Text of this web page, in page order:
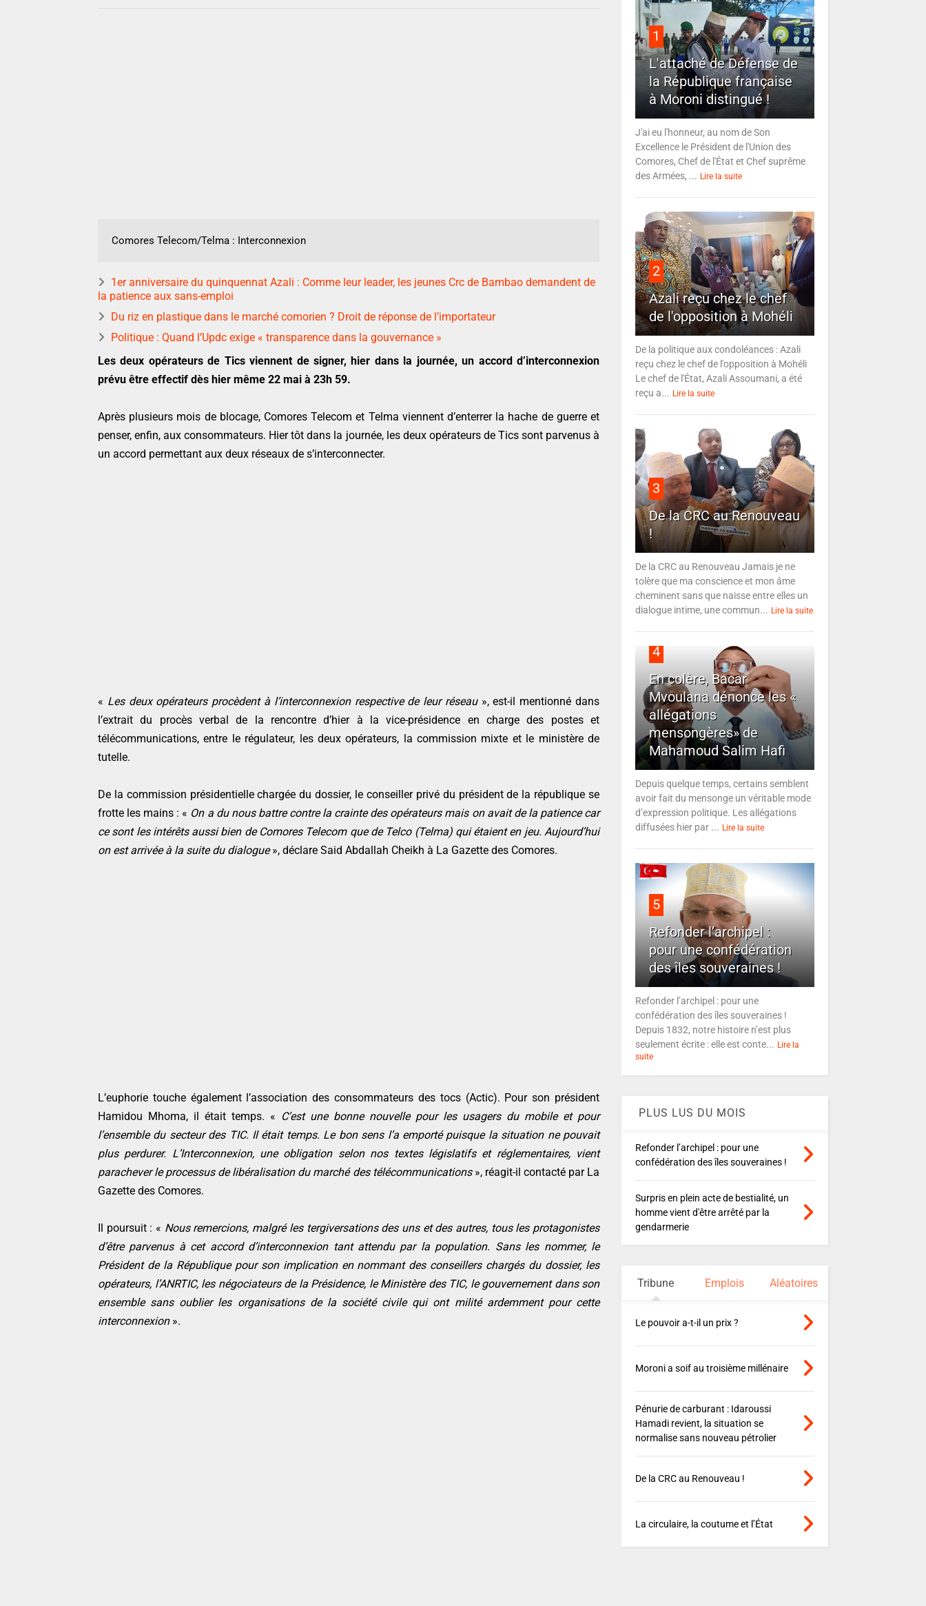
Comores Telecom/Telma : Interconnexion
1er anniversaire du quinquennat Azali : Comme leur leader, les jeunes Crc de Bambao demandent de
la patience aux sans-emploi
Du riz en plastique dans le marché comorien ? Droit de réponse de l’importateur
Politique : Quand l’Updc exige « transparence dans la gouvernance »
Les deux opérateurs de Tics viennent de signer, hier dans la journée, un accord d’interconnexion
prévu être effectif dès hier même 22 mai à 23h 59.
Après plusieurs mois de blocage, Comores Telecom et Telma viennent d’enterrer la hache de guerre et
penser, enfin, aux consommateurs. Hier tôt dans la journée, les deux opérateurs de Tics sont parvenus à
un accord permettant aux deux réseaux de s’interconnecter.
« Les deux opérateurs procèdent à l’interconnexion respective de leur réseau», est-il mentionné dans
l’extrait du procès verbal de la rencontre d’hier à la vice-présidence en charge des postes et
télécommunications, entre le régulateur, les deux opérateurs, la commission mixte et le ministère de
tutelle.
De la commission présidentielle chargée du dossier, le conseiller privé du président de la république se
frotte les mains : « On a du nous battre contre la crainte des opérateurs mais on avait de la patience car
ce sont les intérêts aussi bien de Comores Telecom que de Telco (Telma) qui étaient en jeu. Aujourd’hui
on est arrivée à la suite du dialogue», déclare Said Abdallah Cheikh à La Gazette des Comores.
L’euphorie touche également l’association des consommateurs des tocs (Actic). Pour son président
Hamidou Mhoma, il était temps. « C’est une bonne nouvelle pour les usagers du mobile et pour
l’ensemble du secteur des TIC. Il était temps. Le bon sens l’a emporté puisque la situation ne pouvait
plus perdurer. L’Interconnexion, une obligation selon nos textes législatifs et réglementaires, vient
parachever le processus de libéralisation du marché des télécommunications», réagit-il contacté par La
Gazette des Comores.
Il poursuit : « Nous remercions, malgré les tergiversations des uns et des autres, tous les protagonistes
d’être parvenus à cet accord d’interconnexion tant attendu par la population. Sans les nommer, le
Président de la République pour son implication en nommant des conseillers chargés du dossier, les
opérateurs, l’ANRTIC, les négociateurs de la Présidence, le Ministère des TIC, le gouvernement dans son
ensemble sans oublier les organisations de la société civile qui ont milité ardemment pour cette
interconnexion».
1
L'attaché de Défense de
la République française
à Moroni distingué !
J'ai eu l'honneur, au nom de Son
Excellence le Président de l'Union des
Comores, Chef de l'État et Chef suprême
des Armées, ... Lire la suite
2
Azali reçu chez le chef
de l'opposition à Mohéli
De la politique aux condoléances : Azali
reçu chez le chef de l'opposition à Mohéli
Le chef de l'État, Azali Assoumani, a été
reçu a... Lire la suite
3
De la CRC au Renouveau
!
De la CRC au Renouveau Jamais je ne
tolère que ma conscience et mon âme
cheminent sans que naisse entre elles un
dialogue intime, une commun... Lire la suite
4
En colère, Bacar
Mvoulana dénonce les «
allégations
mensongères» de
Mahamoud Salim Hafi
Depuis quelque temps, certains semblent
avoir fait du mensonge un véritable mode
d’expression politique. Les allégations
diffusées hier par ... Lire la suite
5
Refonder l’archipel :
pour une confédération
des îles souveraines !
Refonder l’archipel : pour une
confédération des îles souveraines !
Depuis 1832, notre histoire n’est plus
seulement écrite : elle est conte... Lire la
suite
PLUS LUS DU MOIS
Refonder l’archipel : pour une
confédération des îles souveraines !
Surpris en plein acte de bestialité, un
homme vient d'être arrêté par la
gendarmerie
Tribune Emplois Aléatoires
Le pouvoir a-t-il un prix ?
Moroni a soif au troisième millénaire
Pénurie de carburant : Idaroussi
Hamadi revient, la situation se
normalise sans nouveau pétrolier
De la CRC au Renouveau !
La circulaire, la coutume et l’État